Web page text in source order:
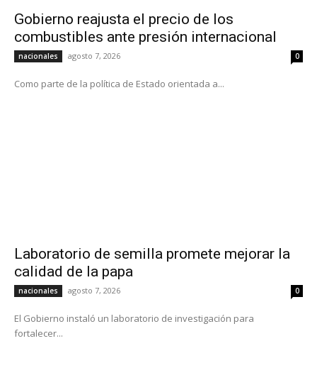
Gobierno reajusta el precio de los
combustibles ante presión internacional
nacionales agosto 7, 2026 0
Como parte de la política de Estado orientada a...
Laboratorio de semilla promete mejorar la
calidad de la papa
nacionales agosto 7, 2026 0
El Gobierno instaló un laboratorio de investigación para
fortalecer...